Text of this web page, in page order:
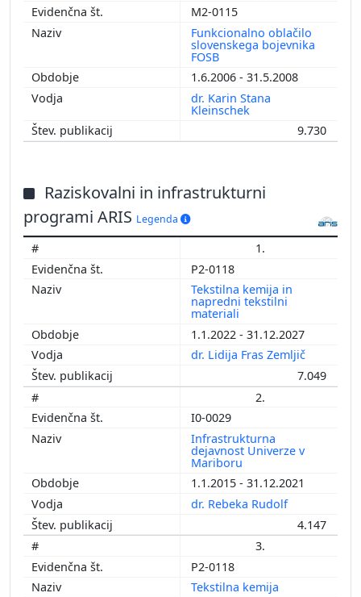
M2-0115
Funkcionalno oblačilo
slovenskega bojevnika
FOSB
1.6.2006 - 31.5.2008
dr. Karin Stana
Kleinschek
9.730
Raziskovalni in infrastrukturni
programi ARIS Legenda
1.
P2-0118
Tekstilna kemija in
napredni tekstilni
materiali
1.1.2022 - 31.12.2027
dr. Lidija Fras Zemljič
7.049
2.
I0-0029
Infrastrukturna
dejavnost Univerze v
Mariboru
1.1.2015 - 31.12.2021
dr. Rebeka Rudolf
4.147
3.
P2-0118
Tekstilna kemija